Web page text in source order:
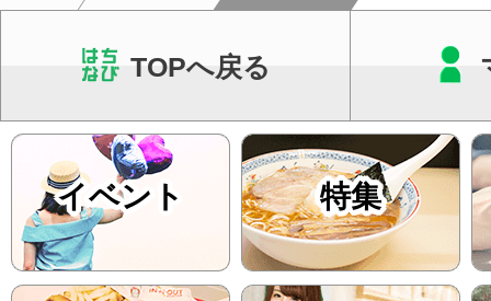
TOPへ戻る
イベント 特集